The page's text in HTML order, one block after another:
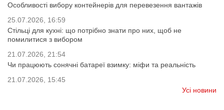
Особливості вибору контейнерів для перевезення вантажів
25.07.2026, 16:59
Стільці для кухні: що потрібно знати про них, щоб не
помилитися з вибором
21.07.2026, 21:54
Чи працюють сонячні батареї взимку: міфи та реальність
21.07.2026, 15:45
Усі новини